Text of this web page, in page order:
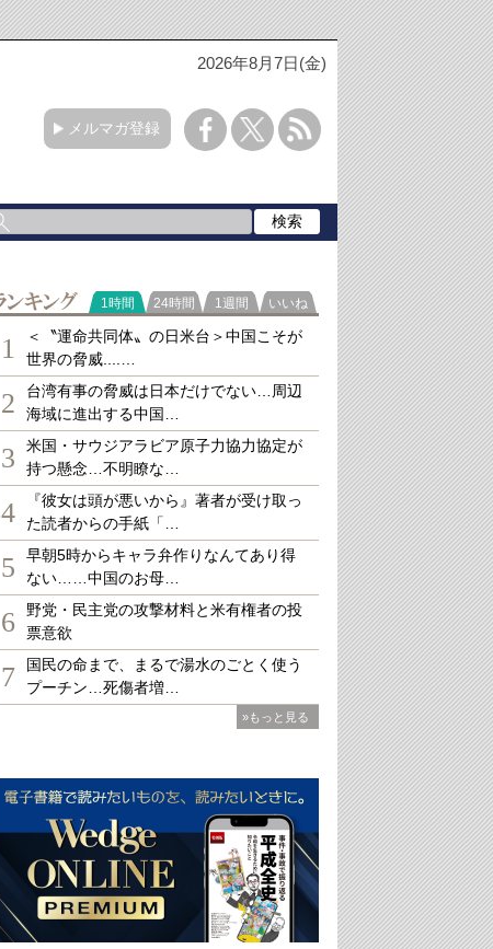
2026年8月7日(金)
メルマガ登録
ランキング
1時間 24時間 1週間 いいね
1
＜〝運命共同体〟の日米台＞中国こそが
世界の脅威....…
2
台湾有事の脅威は日本だけでない…周辺
海域に進出する中国…
3
米国・サウジアラビア原子力協力協定が
持つ懸念…不明瞭な…
4
『彼女は頭が悪いから』著者が受け取っ
た読者からの手紙「…
5
早朝5時からキャラ弁作りなんてあり得
ない……中国のお母…
6
野党・民主党の攻撃材料と米有権者の投
票意欲
7
国民の命まで、まるで湯水のごとく使う
プーチン…死傷者増…
»もっと見る